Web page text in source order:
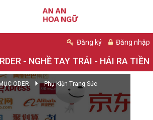
Đăng ký Đăng nhập
- NGHỀ TAY TRÁI - HÁI RA TIỀN
ODER Phụ Kiện Trang Sức